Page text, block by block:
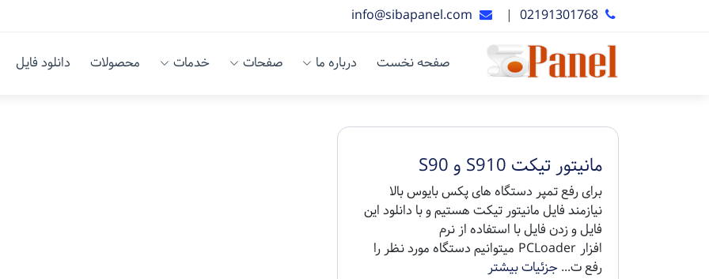
02191301768
|
info@sibapanel.com
صفحه نخست درباره ما صفحات خدمات محصولات دانلود فایل
مانیتور تیکت S910 و S90
برای رفع تمپر دستگاه های پکس بایوس بالا
نیازمند فایل مانیتور تیکت هستیم و با دانلود این
فایل و زدن فایل با استفاده از نرم
افزار PCLoader میتوانیم دستگاه مورد نظر را
رفع ت...جزئیات بیشتر